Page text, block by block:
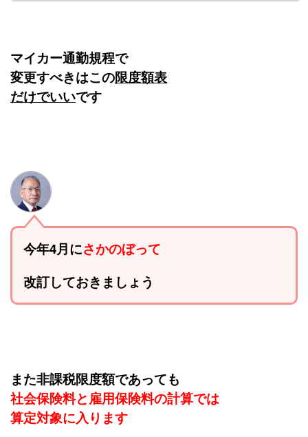
マイカー通勤規程で
変更すべきはこの限度額表
だけでいいです
今年4月にさかのぼって
改訂しておきましょう
また非課税限度額であっても
社会保険料と雇用保険料の計算では
算定対象に入ります